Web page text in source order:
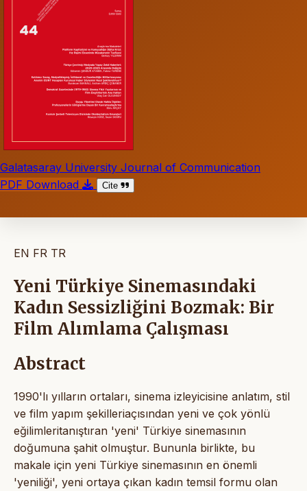
Galatasaray University Journal of Communication
PDF Download
Cite
EN FR TR
Yeni Türkiye Sinemasındaki
Kadın Sessizliğini Bozmak: Bir
Film Alımlama Çalışması
Abstract
1990'lı yılların ortaları, sinema izleyicisine anlatım, stil
ve film yapım şekilleriaçısından yeni ve çok yönlü
eğilimleritanıştıran 'yeni' Türkiye sinemasının
doğumuna şahit olmuştur. Bununla birlikte, bu
makale için yeni Türkiye sinemasının en önemli
'yeniliği', yeni ortaya çıkan kadın temsil formu olan